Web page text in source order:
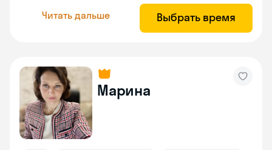
Читать дальше Выбрать время
Марина